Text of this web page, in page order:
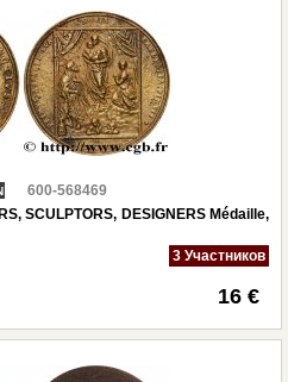
600-568469
SCULPTORS, DESIGNERS Médaille,
3 Участников
16 €